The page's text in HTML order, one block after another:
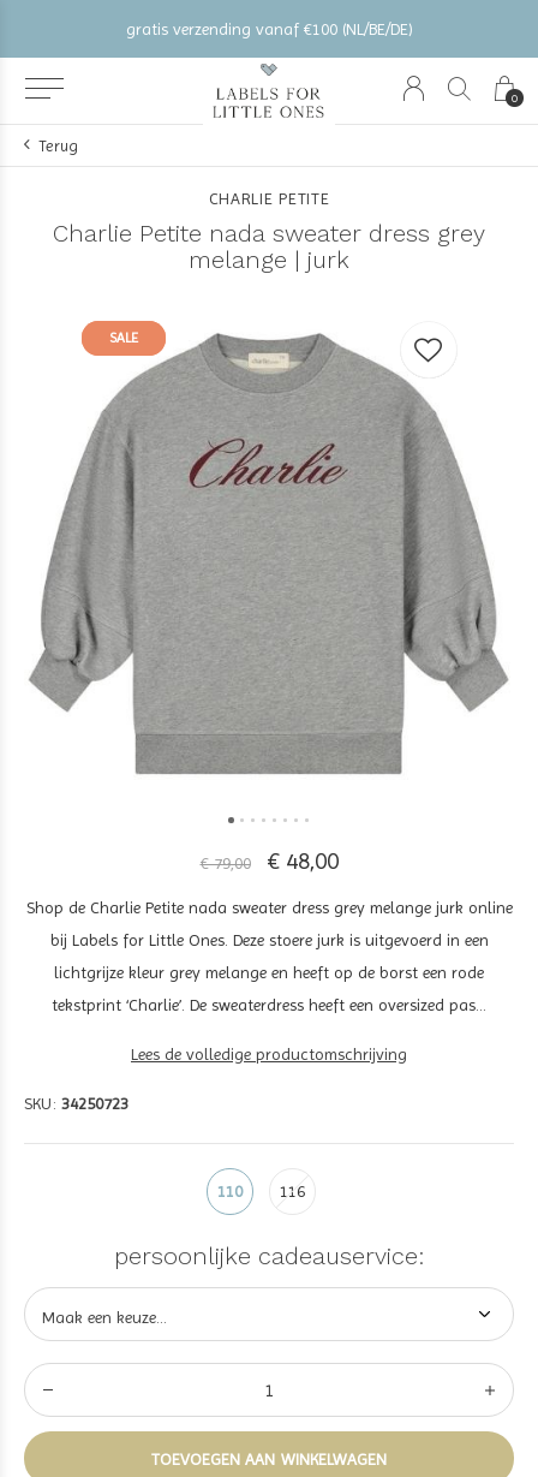
0
gratis verzending vanaf €100 (NL/BE/DE)
Terug
CHARLIE PETITE
Charlie Petite nada sweater dress grey
melange | jurk
SALE
SALE
€ 79,00 € 48,00
Shop de Charlie Petite nada sweater dress grey melange jurk online
bij Labels for Little Ones. Deze stoere jurk is uitgevoerd in een
lichtgrijze kleur grey melange en heeft op de borst een rode
tekstprint ‘Charlie’. De sweaterdress heeft een oversized pas...
Lees de volledige productomschrijving
SKU: 34250723
110 116
persoonlijke cadeauservice:
TOEVOEGEN AAN WINKELWAGEN